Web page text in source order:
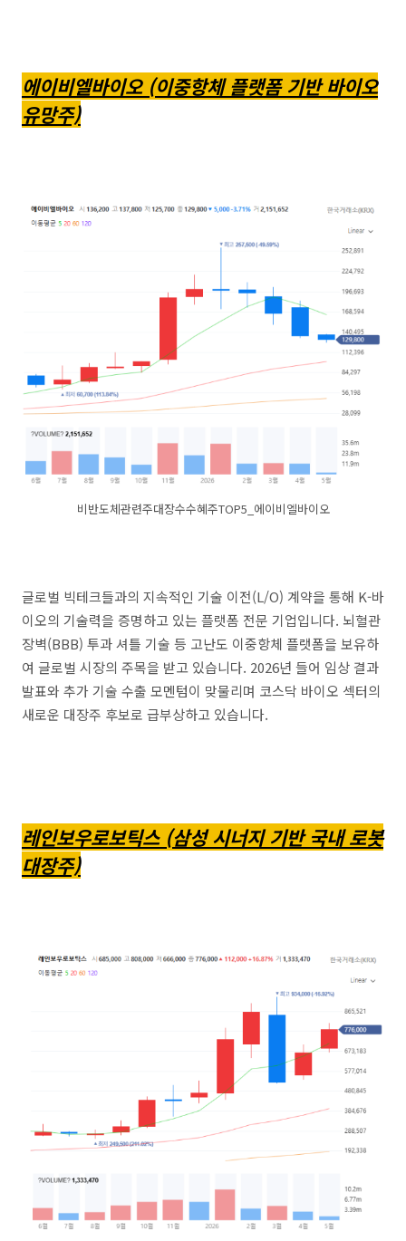
에이비엘바이오 (이중항체 플랫폼 기반 바이오
유망주)
비반도체관련주대장수수혜주TOP5_에이비엘바이오
글로벌 빅테크들과의 지속적인 기술 이전(L/O) 계약을 통해 K-바
이오의 기술력을 증명하고 있는 플랫폼 전문 기업입니다. 뇌혈관
장벽(BBB) 투과 셔틀 기술 등 고난도 이중항체 플랫폼을 보유하
여 글로벌 시장의 주목을 받고 있습니다. 2026년 들어 임상 결과
발표와 추가 기술 수출 모멘텀이 맞물리며 코스닥 바이오 섹터의
새로운 대장주 후보로 급부상하고 있습니다.
레인보우로보틱스 (삼성 시너지 기반 국내 로봇
대장주)